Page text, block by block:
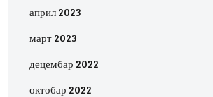
април 2023
март 2023
децембар 2022
октобар 2022